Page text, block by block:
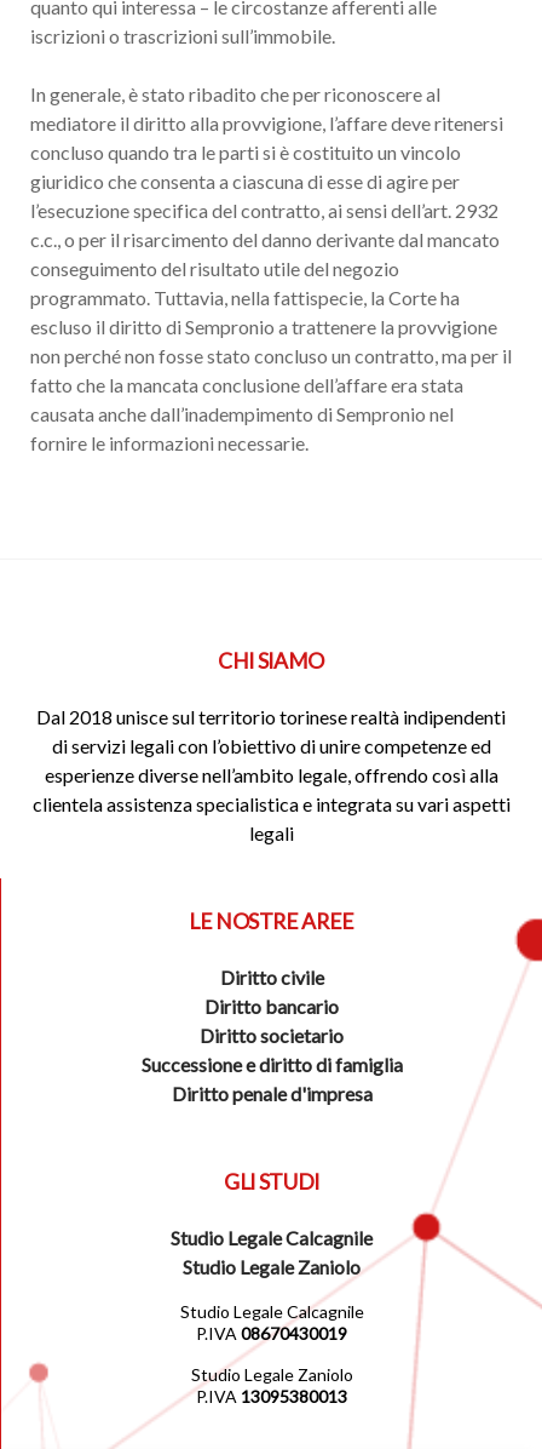
quanto qui interessa – le circostanze afferenti alle
iscrizioni o trascrizioni sull’immobile.
In generale, è stato ribadito che per riconoscere al
mediatore il diritto alla provvigione, l’affare deve ritenersi
concluso quando tra le parti si è costituito un vincolo
giuridico che consenta a ciascuna di esse di agire per
l’esecuzione specifica del contratto, ai sensi dell’art. 2932
c.c., o per il risarcimento del danno derivante dal mancato
conseguimento del risultato utile del negozio
programmato. Tuttavia, nella fattispecie, la Corte ha
escluso il diritto di Sempronio a trattenere la provvigione
non perché non fosse stato concluso un contratto, ma per il
fatto che la mancata conclusione dell’affare era stata
causata anche dall’inadempimento di Sempronio nel
fornire le informazioni necessarie.
CHI SIAMO
Dal 2018 unisce sul territorio torinese realtà indipendenti
di servizi legali con l’obiettivo di unire competenze ed
esperienze diverse nell’ambito legale, offrendo così alla
clientela assistenza specialistica e integrata su vari aspetti
legali
LE NOSTRE AREE
Diritto civile
Diritto bancario
Diritto societario
Successione e diritto di famiglia
Diritto penale d'impresa
GLI STUDI
Studio Legale Calcagnile
Studio Legale Zaniolo
Studio Legale Calcagnile
P.IVA 08670430019
Studio Legale Zaniolo
P.IVA 13095380013